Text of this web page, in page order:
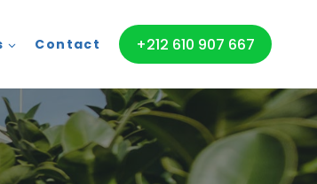
Contact +212 610 907 667